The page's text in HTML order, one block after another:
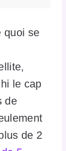
quoi se
le cap
de
de 2